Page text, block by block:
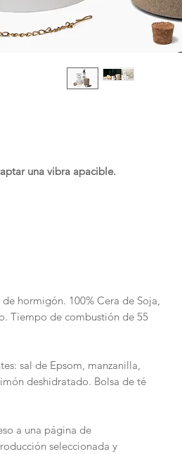
una vibra apacible.
hormigón. 100% Cera de Soja,
Tiempo de combustión de 55
sal de Epsom, manzanilla,
deshidratado. Bolsa de té
a una página de
seleccionada y